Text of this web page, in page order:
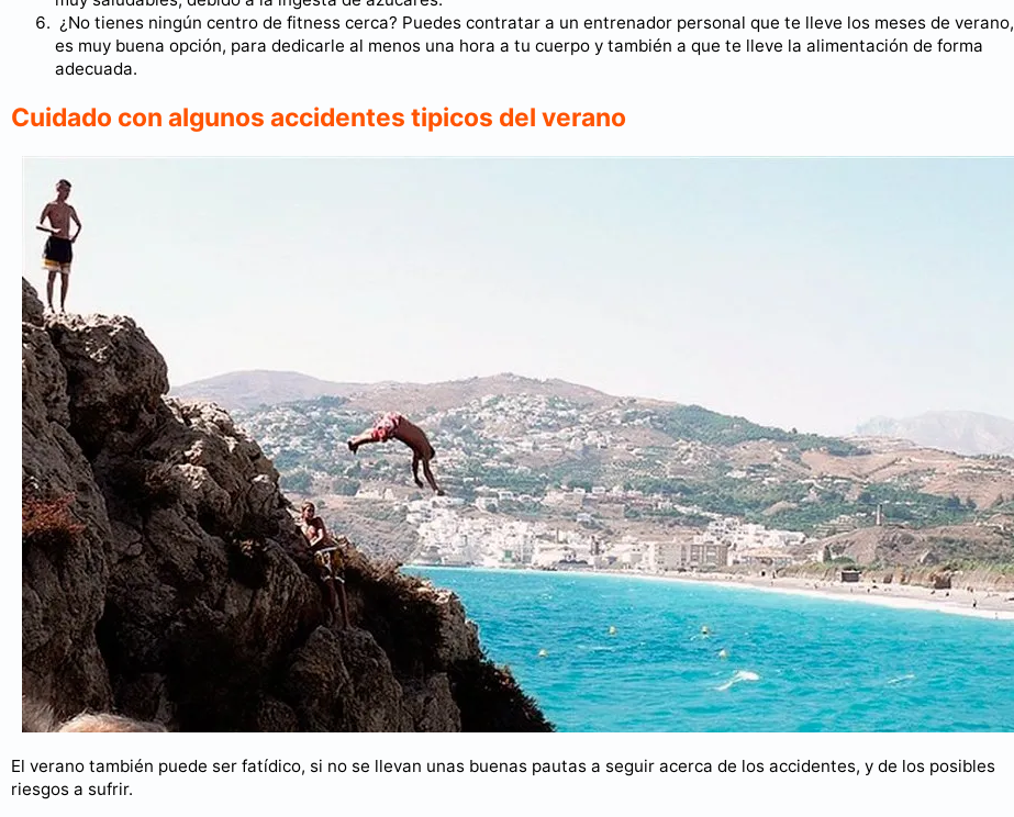
¿No tienes ningún centro de fitness cerca? Puedes contratar a un entrenador personal que te lleve los meses de verano,
es muy buena opción, para dedicarle al menos una hora a tu cuerpo y también a que te lleve la alimentación de forma
adecuada.
Cuidado con algunos accidentes tipicos del verano
El verano también puede ser fatídico, si no se llevan unas buenas pautas a seguir acerca de los accidentes, y de los posibles
riesgos a sufrir.